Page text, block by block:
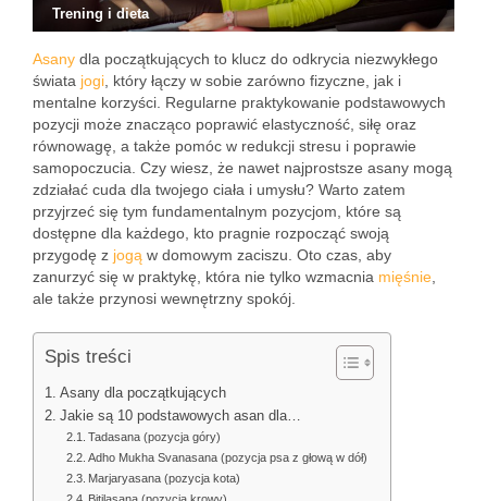
Trening i dieta
Asany dla początkujących to klucz do odkrycia niezwykłego
świata jogi , który łączy w sobie zarówno fizyczne, jak i
mentalne korzyści. Regularne praktykowanie podstawowych
pozycji może znacząco poprawić elastyczność, siłę oraz
równowagę, a także pomóc w redukcji stresu i poprawie
samopoczucia. Czy wiesz, że nawet najprostsze asany mogą
zdziałać cuda dla twojego ciała i umysłu? Warto zatem
przyjrzeć się tym fundamentalnym pozycjom, które są
dostępne dla każdego, kto pragnie rozpocząć swoją
przygodę z jogą w domowym zaciszu. Oto czas, aby
zanurzyć się w praktykę, która nie tylko wzmacnia mięśnie
ale także przynosi wewnętrzny spokój.
Spis treści
Asany dla początkujących
Jakie są 10 podstawowych asan dla…
Tadasana (pozycja góry)
Adho Mukha Svanasana (pozycja psa z głową w dół)
Marjaryasana (pozycja kota)